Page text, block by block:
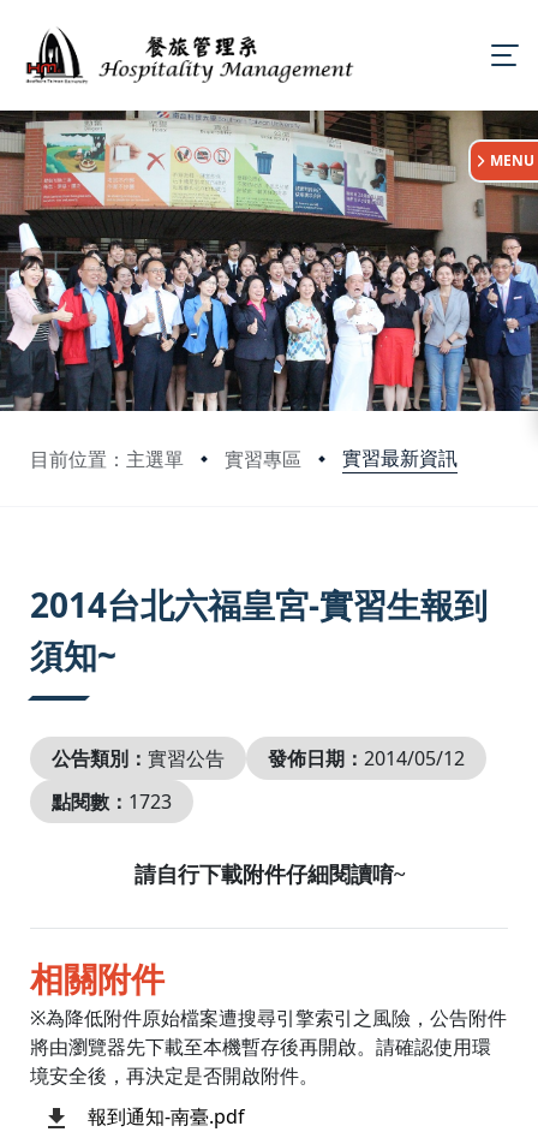
目前位置：主選單 實習專區 實習最新資訊
:::
MENU
2014台北六福皇宮-實習生報到
須知~
公告類別： 實習公告 發佈日期： 2014/05/12
點閱數： 1723
請自行下載附件仔細閱讀唷~
相關附件
※為降低附件原始檔案遭搜尋引擎索引之風險，公告附件
將由瀏覽器先下載至本機暫存後再開啟。請確認使用環
境安全後，再決定是否開啟附件。
報到通知-南臺.pdf